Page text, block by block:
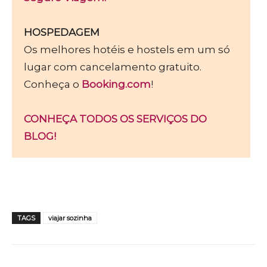
HOSPEDAGEM
Os melhores hotéis e hostels em um só
lugar com cancelamento gratuito.
Conheça o Booking.com!
CONHEÇA TODOS OS SERVIÇOS DO
BLOG!
TAGS viajar sozinha